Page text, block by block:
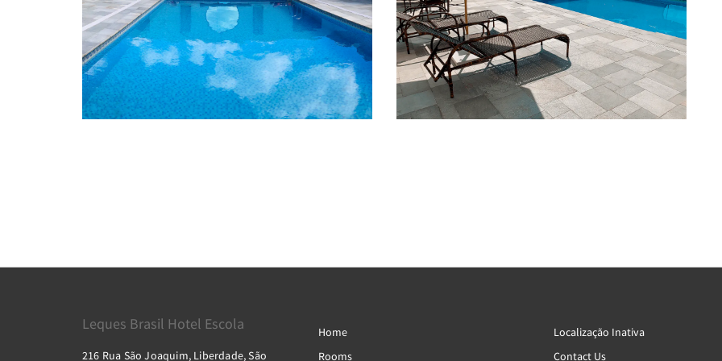
Leques Brasil Hotel Escola
216 Rua São Joaquim, Liberdade, São
Home
Rooms
Localização Inativa
Contact Us